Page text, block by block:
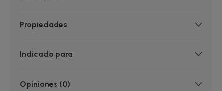
Propiedades
Indicado para
Opiniones (0)